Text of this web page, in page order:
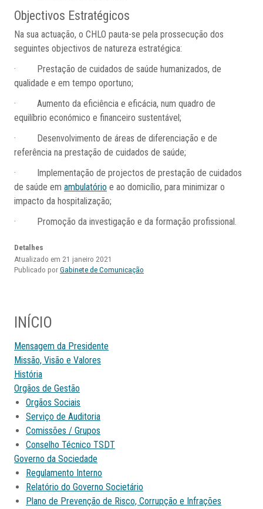
Objectivos Estratégicos
Na sua actuação, o CHLO pauta-se pela prossecução dos
seguintes objectivos de natureza estratégica:
· Prestação de cuidados de saúde humanizados, de
qualidade e em tempo oportuno;
· Aumento da eficiência e eficácia, num quadro de
equilíbrio económico e financeiro sustentável;
· Desenvolvimento de áreas de diferenciação e de
referência na prestação de cuidados de saúde;
· Implementação de projectos de prestação de cuidados
de saúde emambulatório e ao domicílio, para minimizar o
impacto da hospitalização;
· Promoção da investigação e da formação profissional.
Detalhes
Atualizado em 21 janeiro 2021
Publicado porGabinete de Comunicação
INÍCIO
Mensagem da Presidente
Missão, Visão e Valores
História
Orgãos de Gestão
Orgãos Sociais
Serviço de Auditoria
Comissões / Grupos
Conselho Técnico TSDT
Governo da Sociedade
Regulamento Interno
Relatório do Governo Societário
Plano de Prevenção de Risco, Corrupção e Infrações